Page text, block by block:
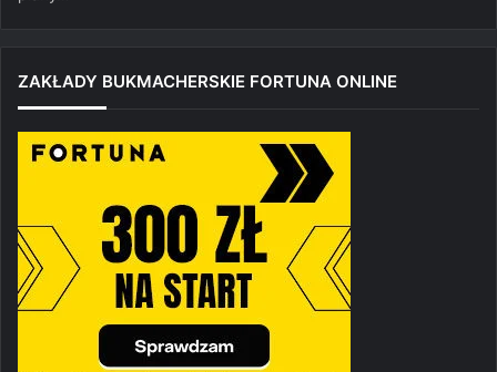
ZAKŁADY BUKMACHERSKIE FORTUNA ONLINE